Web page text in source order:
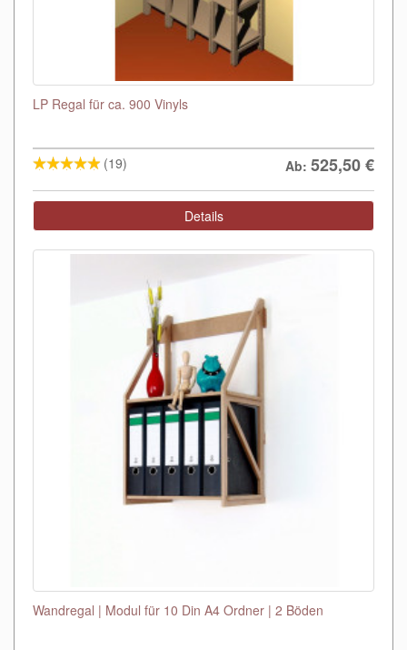
LP Regal für ca. 900 Vinyls
(19) Ab: 525,50€
Details
Wandregal | Modul für 10 Din A4 Ordner | 2 Böden